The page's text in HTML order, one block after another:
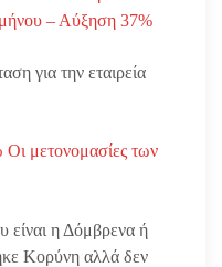
– Αύξηση 37%
για την εταιρεία
Οι μετονομασίες των
είναι η Δόμβρενα ή
Κορύνη αλλά δεν